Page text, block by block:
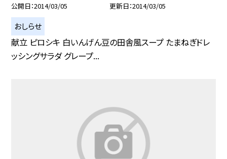
公開日 2014/03/05 更新日 2014/03/05
おしらせ
献立 ピロシキ 白いんげん豆の田舎風スープ たまねぎドレ
ッシングサラダ グレープ...